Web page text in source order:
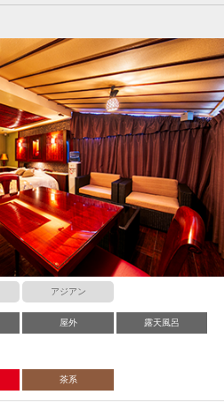
アジアン
屋外 露天風呂
茶系